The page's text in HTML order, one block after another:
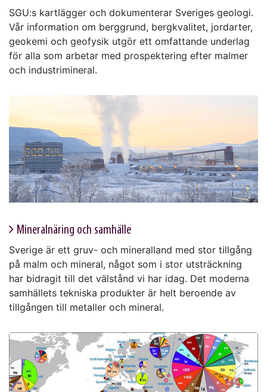
SGU:s kartlägger och dokumenterar Sveriges geologi.
Vår information om berggrund, bergkvalitet, jordarter,
geokemi och geofysik utgör ett omfattande underlag
för alla som arbetar med prospektering efter malmer
och industrimineral.
Mineralnäring och samhälle
Sverige är ett gruv- och mineralland med stor tillgång
på malm och mineral, något som i stor utsträckning
har bidragit till det välstånd vi har idag. Det moderna
samhällets tekniska produkter är helt beroende av
tillgången till metaller och mineral.